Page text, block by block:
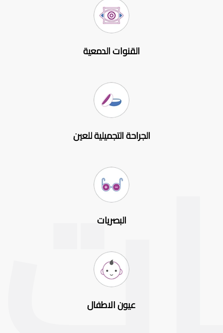
القنوات الدمعية
الجراحة التجميلية للعين
البصريات
عيون الاطفال